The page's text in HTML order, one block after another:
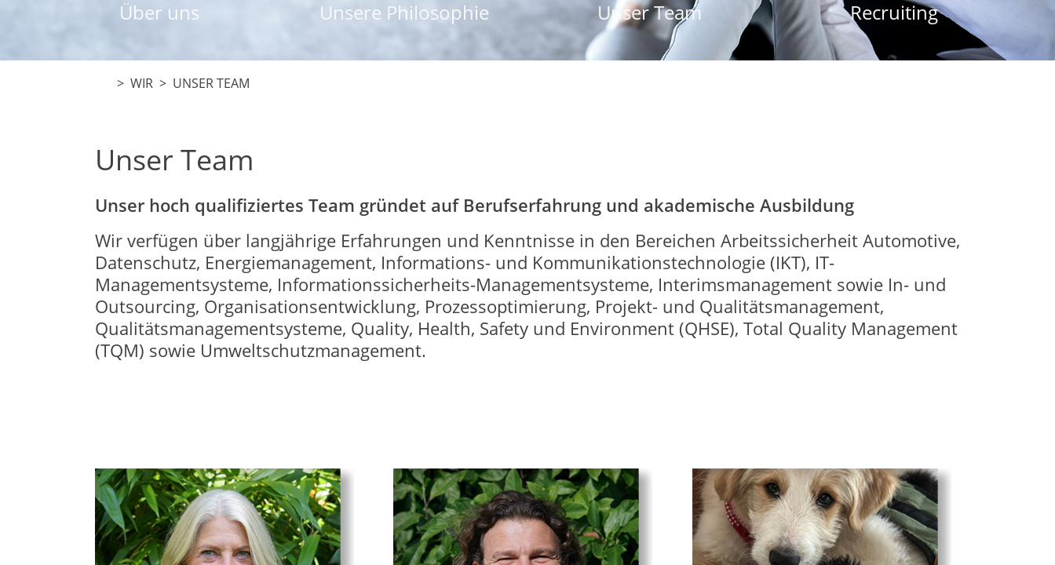
Über uns Unsere Philosophie Unser Team Recruiting
> WIR > UNSER TEAM
Unser Team
Unser hoch qualifiziertes Team gründet auf Berufserfahrung und akademische Ausbildung
Wir verfügen über langjährige Erfahrungen und Kenntnisse in den Bereichen Arbeitssicherheit Automotive,
Datenschutz, Energiemanagement, Informations- und Kommunikationstechnologie (IKT), IT-
Managementsysteme, Informationssicherheits-Managementsysteme, Interimsmanagement sowie In- und
Outsourcing, Organisationsentwicklung, Prozessoptimierung, Projekt- und Qualitätsmanagement,
Qualitätsmanagementsysteme, Quality, Health, Safety und Environment (QHSE), Total Quality Management
(TQM) sowie Umweltschutzmanagement.